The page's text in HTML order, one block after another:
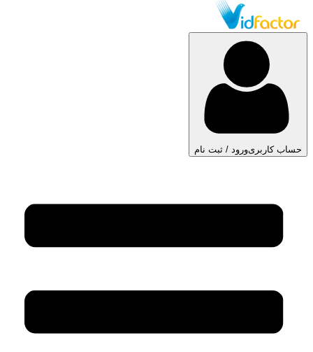
حساب کاربریورود / ثبت نام